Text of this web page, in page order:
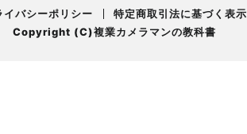
イバシーポリシー
特定商取引法に基づく表示
Copyright (C)複業カメラマンの教科書